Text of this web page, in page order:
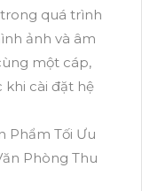
quá trình
ảnh và âm
một cáp,
khi cài đặt hệ
Phẩm Tối Ưu
Phòng Thu